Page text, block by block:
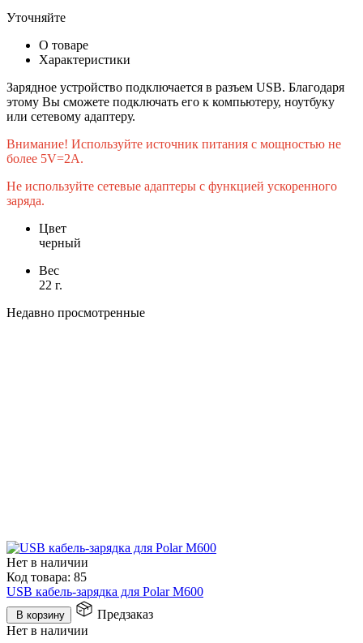
Уточняйте
О товаре
Характеристики
Зарядное устройство подключается в разъем USB. Благодаря
этому Вы сможете подключать его к компьютеру, ноутбуку
или сетевому адаптеру.
Внимание! Используйте источник питания с мощностью не
более 5V=2A.
Не используйте сетевые адаптеры с функцией ускоренного
заряда.
Цвет
черный
Вес
22 г.
Недавно просмотренные
Нет в наличии
Код товара: 85
USB кабель-зарядка для Polar M600
В корзину
Предзаказ
Нет в наличии